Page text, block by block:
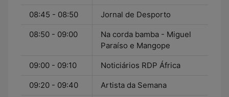
08:45 - 08:50 Jornal de Desporto
08:50 - 09:00
Na corda bamba - Miguel
Paraíso e Mangope
09:00 - 09:10 Noticiários RDP África
09:20 - 09:40 Artista da Semana